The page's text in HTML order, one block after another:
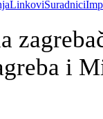
LinkoviSuradnici
i